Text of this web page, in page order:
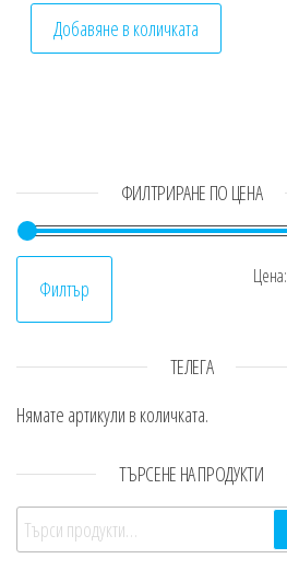
Добавяне в количката
ФИЛТРИРАНЕ ПО ЦЕНА
Филтър Цена:
ТЕЛЕГА
Нямате артикули в количката.
ТЪРСЕНЕ НА ПРОДУКТИ
Търсене за: